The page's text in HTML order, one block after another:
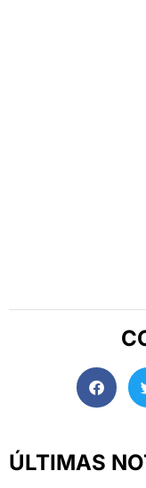
ÚLTIMAS